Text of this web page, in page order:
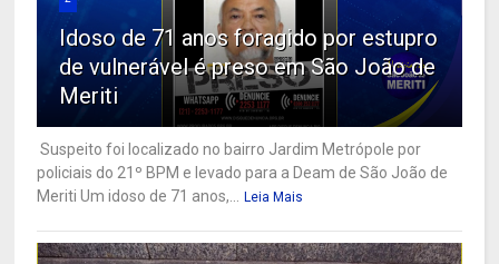
Idoso de 71 anos foragido por estupro
de vulnerável é preso em São João de
Meriti
Suspeito foi localizado no bairro Jardim Metrópole por
policiais do 21º BPM e levado para a Deam de São João de
Meriti Um idoso de 71 anos,...
Leia Mais